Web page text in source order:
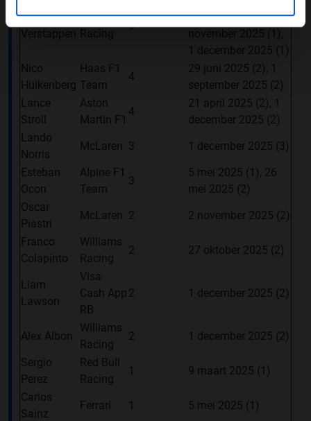
Max
Verstappen
Red Bull
6
oktober 2025 (2), 1
1 december 2025 (1)
Nico
Hülkenberg
Haas F1
Team
4
29 juni 2025 (2), 1
september 2025 (2)
Lance
Stroll
Aston
Martin F1
4
21 april 2025 (2), 1
december 2025 (2)
Lando
Norris
McLaren 3
1 december 2025 (3)
Esteban
Ocon
Alpine F1
Team
3
5 mei 2025 (1), 26
mei 2025 (2)
Oscar
Piastri
McLaren 2
2 november 2025 (2)
Franco
Colapinto
Williams
Racing
2 27 oktober 2025 (2)
Liam
Lawson
Visa
Cash App
RB
2 1 december 2025 (2)
Alex Albon
Williams
Racing
2
1 december 2025 (2)
Sergio
Perez
Red Bull
Racing
1
9 maart 2025 (1)
Carlos
Sainz
Ferrari 1
5 mei 2025 (1)